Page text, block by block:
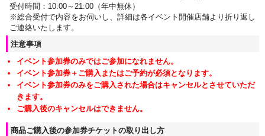
受付時間：10:00～21:00（年中無休）
※総合受付で内容をお伺いし、詳細は各イベント開催店舗より折り返し
ご連絡いたします。
注意事項
イベント参加券のみではご参加になれません。
イベント参加券＋ご購入またはご予約が必須となります。
イベント参加券のみをご購入された場合はキャンセルとさせていただ
きます。
ご購入後のキャンセルはできません。
商品ご購入後の参加券チケットの取り出し方